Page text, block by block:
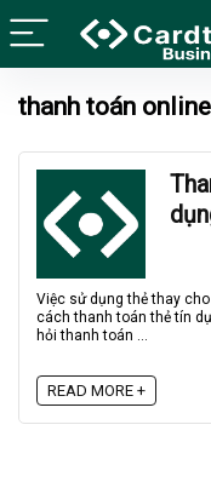
thanh toán
Việc sử dụng thẻ thay
cách thanh toán thẻ tín
hỏi thanh toán ...
READ MORE +